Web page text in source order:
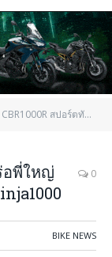
อร์ตทัวเร่อพี่ใหญ่ (CBR650R อัพไซส์) พร้อมชน Ninja1000
อพี่ใหญ่
0
BIKE NEWS